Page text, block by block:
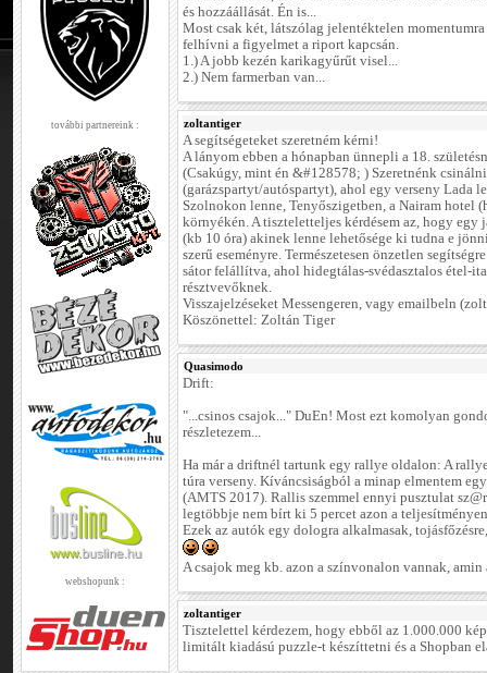
további partnereink :
webshopunk :
és hozzáállását. Én is...
Most csak két, látszólag jelentéktelen momentumra
felhívni a figyelmet a riport kapcsán.
1.) A jobb kezén karikagyűrűt visel...
2.) Nem farmerban van...
zoltantiger
A segítségeteket szeretném kérni!
A lányom ebben a hónapban ünnepli a 18.
(Csakúgy, mint én &#128578; ) Szeretnénk
(garázspartyt/autóspartyt), ahol egy verseny Lada
Szolnokon lenne, Tenyőszigetben, a Nairam hotel
környékén. A tiszteletteljes kérdésem az, hogy egy
(kb 10 óra) akinek lenne lehetősége ki tudna e
szerű eseményre. Természetesen önzetlen
sátor felállítva, ahol hidegtálas-svédasztalos étel-
résztvevőknek.
Visszajelzéseket Messengeren, vagy emailbeln
Köszönettel: Zoltán Tiger
Quasimodo
Drift:
"...csinos csajok..." DuEn! Most ezt komolyan
részletezem...
Ha már a driftnél tartunk egy rallye oldalon: A
túra verseny. Kíváncsiságból a minap elmentem
(AMTS 2017). Rallis szemmel ennyi pusztulat
legtöbbje nem bírt ki 5 percet azon a
Ezek az autók egy dologra alkalmasak,
A csajok meg kb. azon a színvonalon vannak,
zoltantiger
Tisztelettel kérdezem, hogy ebből az 1.000.000
limitált kiadású puzzle-t készíttetni és a Shopban